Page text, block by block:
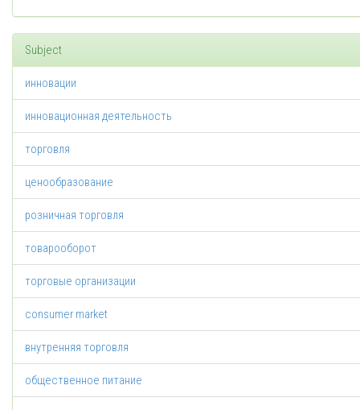
Subject
инновации
инновационная деятельность
торговля
ценообразование
розничная торговля
товарооборот
торговые организации
consumer market
внутренняя торговля
общественное питание